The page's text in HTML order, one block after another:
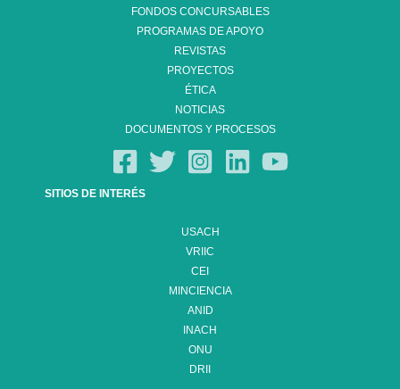
FONDOS CONCURSABLES
PROGRAMAS DE APOYO
REVISTAS
PROYECTOS
ÉTICA
NOTICIAS
DOCUMENTOS Y PROCESOS
SITIOS DE INTERÉS
USACH
VRIIC
CEI
MINCIENCIA
ANID
INACH
ONU
DRII